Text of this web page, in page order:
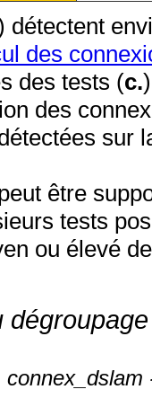
détectent
des
des tests (c.
des
sur
être
tests
ou élevé
connex_dslam